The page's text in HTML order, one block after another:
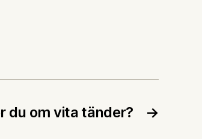
→
du om vita tänder?